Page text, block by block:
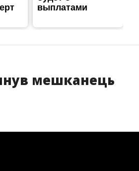
мешканець